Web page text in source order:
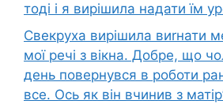
тоді і я вирішила надати їм
Свекруха вирішила виrнати
мої речі з вікна. Добре, що
день повернувся в роботи
все. Ось як він вчинив з